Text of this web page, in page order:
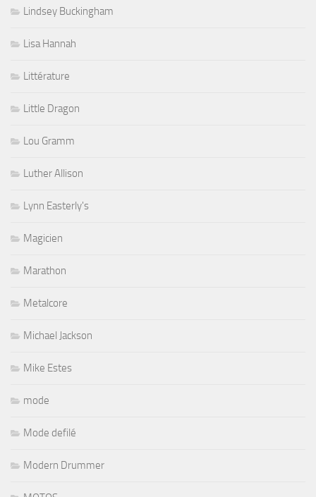
Lindsey Buckingham
Lisa Hannah
Littérature
Little Dragon
Lou Gramm
Luther Allison
Lynn Easterly's
Magicien
Marathon
Metalcore
Michael Jackson
Mike Estes
mode
Mode defilé
Modern Drummer